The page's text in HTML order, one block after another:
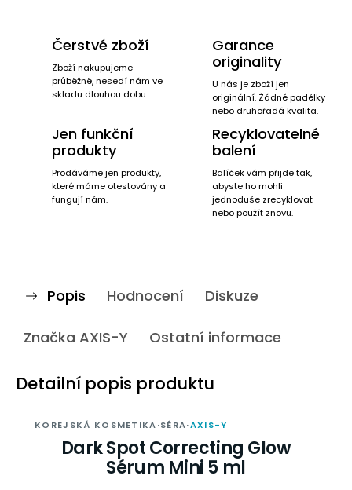
Čerstvé zboží
Zboží nakupujeme
průběžně, nesedí nám ve
skladu dlouhou dobu.
Garance
originality
U nás je zboží jen
originální. Žádné padělky
nebo druhořadá kvalita.
Jen funkční
produkty
Prodáváme jen produkty,
které máme otestovány a
fungují nám.
Recyklovatelné
balení
Balíček vám přijde tak,
abyste ho mohli
jednoduše zrecyklovat
nebo použít znovu.
Popis Hodnocení Diskuze
Značka AXIS-Y Ostatní informace
Detailní popis produktu
KOREJSKÁ KOSMETIKA·SÉRA·AXIS-Y
Dark Spot Correcting Glow
Sérum Mini 5 ml